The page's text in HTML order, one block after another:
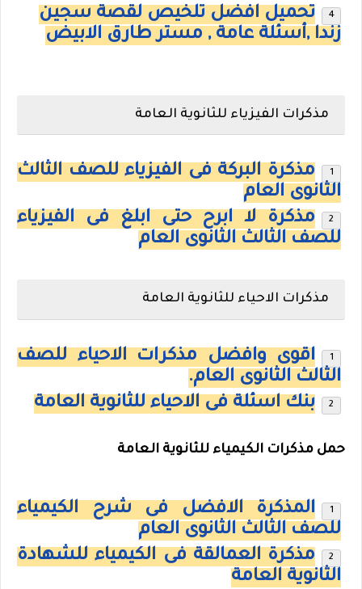
تحميل افضل تلخيص لقصة سجين
زندا ,أسئلة عامة , مستر طارق الابيض
مذكرات الفيزياء للثانوية العامة
مذكرة البركة فى الفيزياء للصف الثالث
الثانوى العام
مذكرة لا ابرح حتى ابلغ فى الفيزياء
للصف الثالث الثانوى العام
مذكرات الاحياء للثانوية العامة
اقوى وافضل مذكرات الاحياء للصف
الثالث الثانوى العام.
بنك اسئلة فى الاحياء للثانوية العامة
حمل مذكرات الكيمياء للثانوية العامة
المذكرة الافضل فى شرح الكيمياء
للصف الثالث الثانوى العام
مذكرة العمالقة فى الكيمياء للشهادة
الثانوية العامة